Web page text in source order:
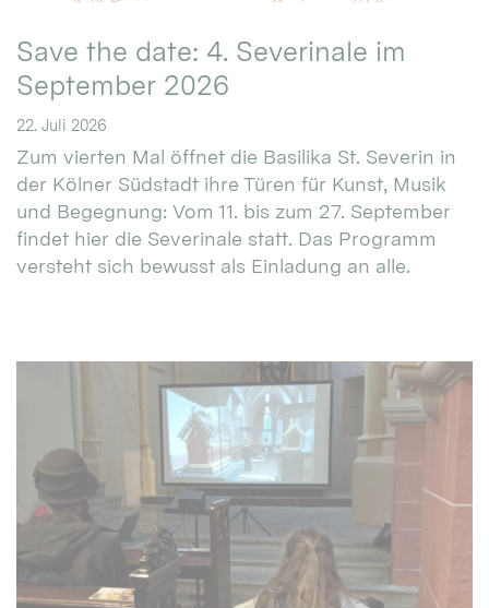
Save the date: 4. Severinale im
September 2026
22. Juli 2026
Zum vierten Mal öffnet die Basilika St. Severin in
der Kölner Südstadt ihre Türen für Kunst, Musik
und Begegnung: Vom 11. bis zum 27. September
findet hier die Severinale statt. Das Programm
versteht sich bewusst als Einladung an alle.